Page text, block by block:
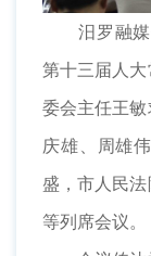
汨罗融媒
第十三届人
委会主任王
庆雄、周雄
盛，市人民
等列席会议。